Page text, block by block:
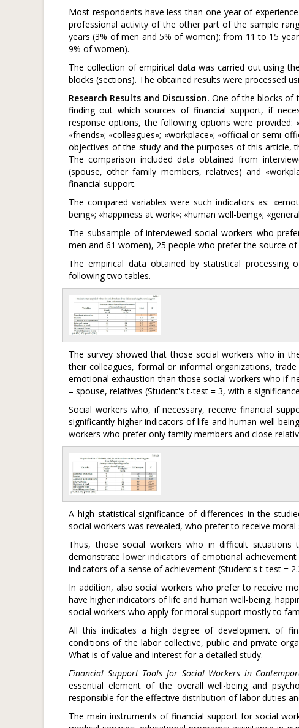
Most respondents have less than one year of
professional activity of the other part of the sample
years (3% of men and 5% of women); from 11 to 15
9% of women).
The collection of empirical data was carried out using
blocks (sections). The obtained results were processed
Research Results and Discussion. One of the blocks of
finding out which sources of financial support, if
response options, the following options were provided:
«friends»; «colleagues»; «workplace»; «official or semi-
objectives of the study and the purposes of this article,
The comparison included data obtained from
(spouse, other family members, relatives) and
financial support.
The compared variables were such indicators as:
being»; «happiness at work»; «human well-being»;
The subsample of interviewed social workers who
men and 61 women), 25 people who prefer the source
The empirical data obtained by statistical
following two tables.
The survey showed that those social workers who in
their colleagues, formal or informal organizations,
emotional exhaustion than those social workers who if
– spouse, relatives (Student's t-test = 3, with a
Social workers who, if necessary, receive financial
significantly higher indicators of life and human well-
workers who prefer only family members and close
A high statistical significance of differences in the
social workers was revealed, who prefer to receive
Thus, those social workers who in difficult
demonstrate lower indicators of emotional
indicators of a sense of achievement (Student's t-test =
In addition, also social workers who prefer to receive
have higher indicators of life and human well-being,
social workers who apply for moral support mostly to
All this indicates a high degree of development of
conditions of the labor collective, public and private
What is of value and interest for a detailed study.
Financial Support Tools for Social Workers in
essential element of the overall well-being and
responsible for the effective distribution of labor duties
The main instruments of financial support for social